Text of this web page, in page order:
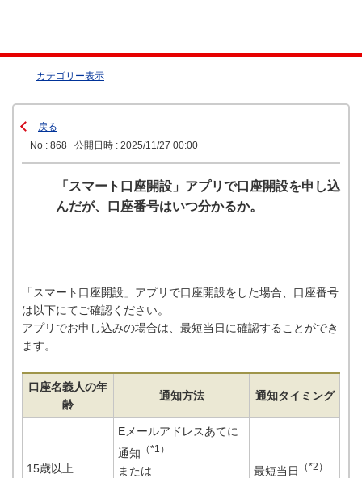
カテゴリー表示
戻る
No : 868
公開日時 : 2025/11/27 00:00
「スマート口座開設」アプリで口座開設を申し込
んだが、口座番号はいつ分かるか。
「スマート口座開設」アプリで口座開設をした場合、口座番号
は以下にてご確認ください。
アプリでお申し込みの場合は、最短当日に確認することができ
ます。
口座名義人の年
齢
通知方法 通知タイミング
15歳以上
Eメールアドレスあてに
通知 （*1）
または
最短当日 （*2）